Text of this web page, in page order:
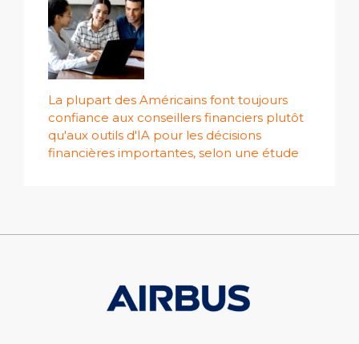
La plupart des Américains font toujours
confiance aux conseillers financiers plutôt
qu'aux outils d'IA pour les décisions
financières importantes, selon une étude